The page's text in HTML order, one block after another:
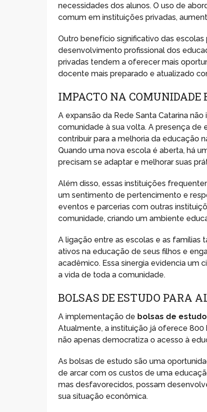
necessidades dos alunos. O uso de
comum em instituições privadas,
Outro benefício significativo das
desenvolvimento profissional dos
privadas tendem a oferecer mais
docente mais preparado e atualizado
IMPACTO NA COMUNIDADE
A expansão da Rede Santa Catarina
comunidade à sua volta. A presença
contribuir para a melhoria da educação
Quando uma nova escola é aberta, há
precisam se adaptar e melhorar suas
Além disso, essas instituições
um sentimento de pertencimento e
eventos e parcerias com outras
comunidade, criando um ambiente
A ligação entre as escolas e as famílias
ativos na educação de seus filhos e
acadêmico. Essa sinergia evidencia
a vida de toda a comunidade.
BOLSAS DE ESTUDO PARA
A implementação de bolsas de estudo
Atualmente, a instituição já oferece 800
não apenas democratiza o acesso à
As bolsas de estudo são uma
de arcar com os custos de uma
mas desfavorecidos, possam
sua situação econômica.